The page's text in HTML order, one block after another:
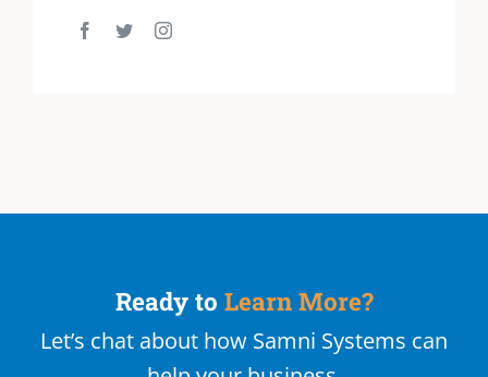
Ready to Learn More?
Let’s chat about how Samni Systems can